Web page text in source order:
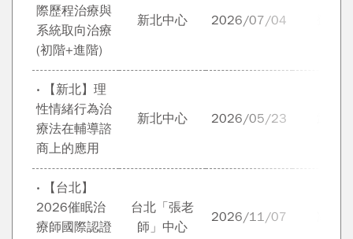
際歷程治療與
系統取向治療
(初階+進階)
新北中心 2026/07/04
‧ 【新北】理
性情緒行為治
療法在輔導諮
商上的應用
新北中心 2026/05/23
‧ 【台北】
2026催眠治
療師國際認證
台北「張老
師」中心
2026/11/07